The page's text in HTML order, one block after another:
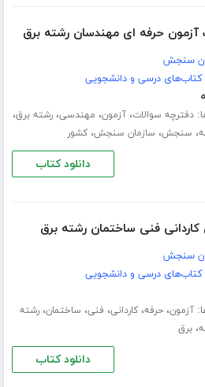
آزمون حرفه ای مهندسان رشته برق
سنجش
کتاب‌های درسی و دانشجویی
دفترچه سوالات،آزمون، مهندسی،رشته برق،
، سنجش، سازمان سنجش،کشور
دانلود کتاب
کاردانی فنی ساختمان رشته برق
سنجش
کتاب‌های درسی و دانشجویی
آزمون،حرفه،کاردانی، فنی، ساختمان،رشته
،برق
دانلود کتاب